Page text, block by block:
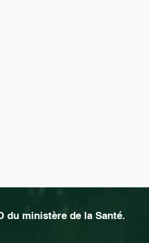
du ministère de la Santé.